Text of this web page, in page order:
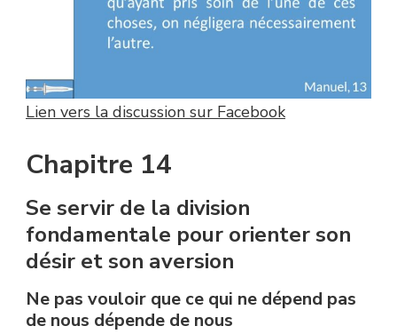
Lien vers la discussion sur Facebook
Chapitre 14
Se servir de la division
fondamentale pour orienter son
désir et son aversion
Ne pas vouloir que ce qui ne dépend pas
de nous dépende de nous